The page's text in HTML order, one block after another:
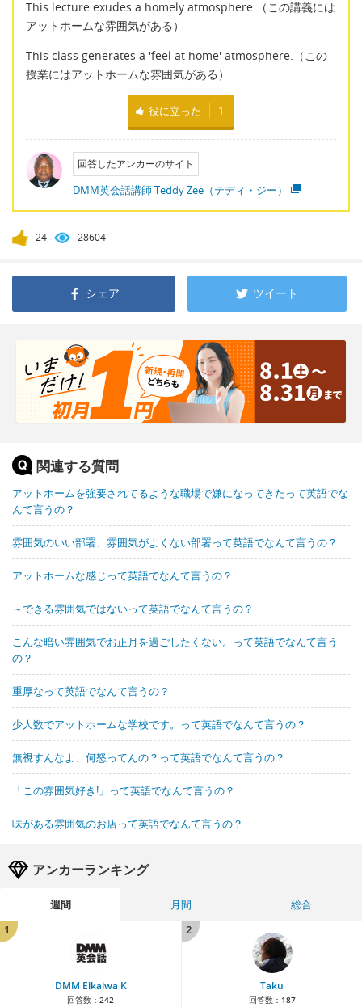
This lecture exudes a homely atmosphere.（この講義には
アットホームな雰囲気がある）
This class generates a 'feel at home' atmosphere.（この
授業にはアットホームな雰囲気がある）
役に立った 1
回答したアンカーのサイト
DMM英会話講師 Teddy Zee（テディ・ジー）
24 28604
シェア ツイート
関連する質問
アットホームを強要されてるような職場で嫌になってきたって英語でな
んて言うの？
雰囲気のいい部署、雰囲気がよくない部署って英語でなんて言うの？
アットホームな感じって英語でなんて言うの？
～できる雰囲気ではないって英語でなんて言うの？
こんな暗い雰囲気でお正月を過ごしたくない。って英語でなんて言う
の？
重厚なって英語でなんて言うの？
少人数でアットホームな学校です。って英語でなんて言うの？
無視すんなよ、何怒ってんの？って英語でなんて言うの？
「この雰囲気好き!」って英語でなんて言うの？
味がある雰囲気のお店って英語でなんて言うの？
アンカーランキング
週間 月間
総合
1
DMM Eikaiwa K
回答数： 242
2
Taku
回答数： 187